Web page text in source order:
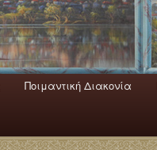
Ποιμαντική Διακονία